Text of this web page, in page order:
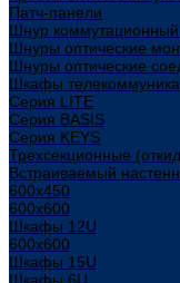
Патч-панели
Шнур
Шнуры оптические
Шнуры оптические
Шкафы
Cерия LITE
Cерия BASIS
Cерия KEYS
Трехсекционные
Встраиваемый
600x450
600x600
Шкафы 12U
600x600
Шкафы 15U